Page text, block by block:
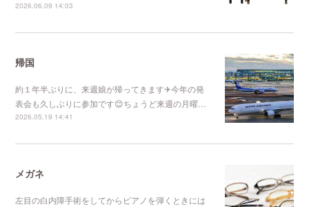
2026.06.09 14:03
帰国
約１年半ぶりに、来週娘が帰ってきます✈今年の発
表会も久しぶりに参加です😊ちょうど来週の月曜…
2026.05.19 14:41
メガネ
左目の白内障手術をしてからピアノを弾くときには